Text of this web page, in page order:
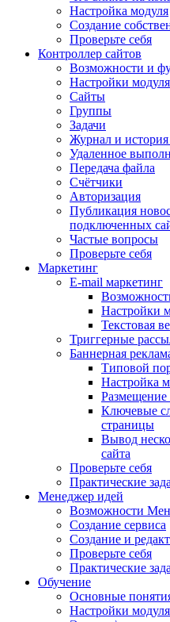
Настройка модуля
Создание
Проверьте себя
Контроллер сайтов
Возможности и
Настройки модуля
Сайты
Группы
Задачи
Журнал и история
Удаленное
Передача файла
Счётчики
Авторизация
Публикация
подключенных
Частые вопросы
Проверьте себя
Маркетинг
E-mail маркетинг
Настройки
Текстовая
Триггерные
Баннерная
Типовой
Настройка
Размещение
Ключевые
страницы
Вывод
сайта
Проверьте себя
Практические
Менеджер идей
Возможности
Создание сервиса
Создание и
Проверьте себя
Практические
Обучение
Основные
Настройки